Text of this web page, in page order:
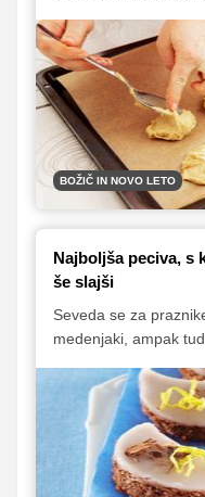
rokave, si preberite
osvojite nekaj trikov,
in tudi okusnejši.
BOŽIČ IN NOVO LETO
Najboljša peciva, s
še slajši
Seveda se za
medenjaki, ampak
breskvice, ki veljajo
pecivo, se lahko v
začimbnimi kolački,
kokosovimi kockami
sladicami. Preletite